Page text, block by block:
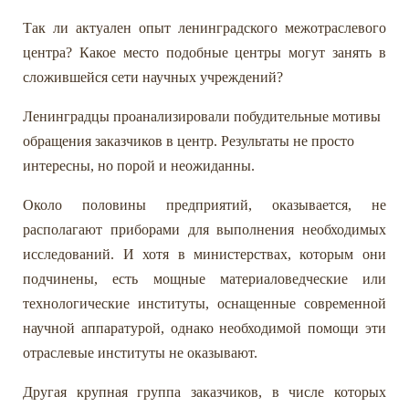
Так ли актуален опыт ленинградского межотраслевого
центра? Какое место подобные центры могут занять в
сложившейся сети научных учреждений?
Ленинградцы проанализировали побудительные мотивы
обращения заказчиков в центр. Результаты не просто
интересны, но порой и неожиданны.
Около половины предприятий, оказывается, не
располагают приборами для выполнения необходимых
исследований. И хотя в министерствах, которым они
подчинены, есть мощные материаловедческие или
технологические институты, оснащенные современной
научной аппаратурой, однако необходимой помощи эти
отраслевые институты не оказывают.
Другая крупная группа заказчиков, в числе которых